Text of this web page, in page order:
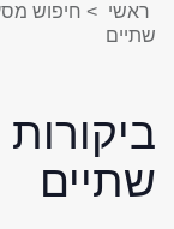
ראשי > חיפוש
שתיים
שתיים